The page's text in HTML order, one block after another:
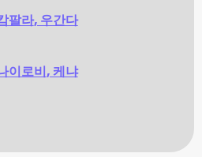
팔라, 우간다
이로비, 케냐